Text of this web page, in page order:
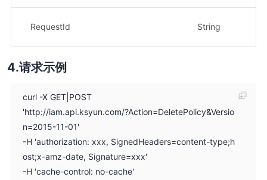
RequestId String
请求示例
curl -X GET|POST
'http://iam.api.ksyun.com/?Action=DeletePolicy&Versio
n=2015-11-01'
-H 'authorization: xxx, SignedHeaders=content-type;h
ost;x-amz-date, Signature=xxx'
-H 'cache-control: no-cache'